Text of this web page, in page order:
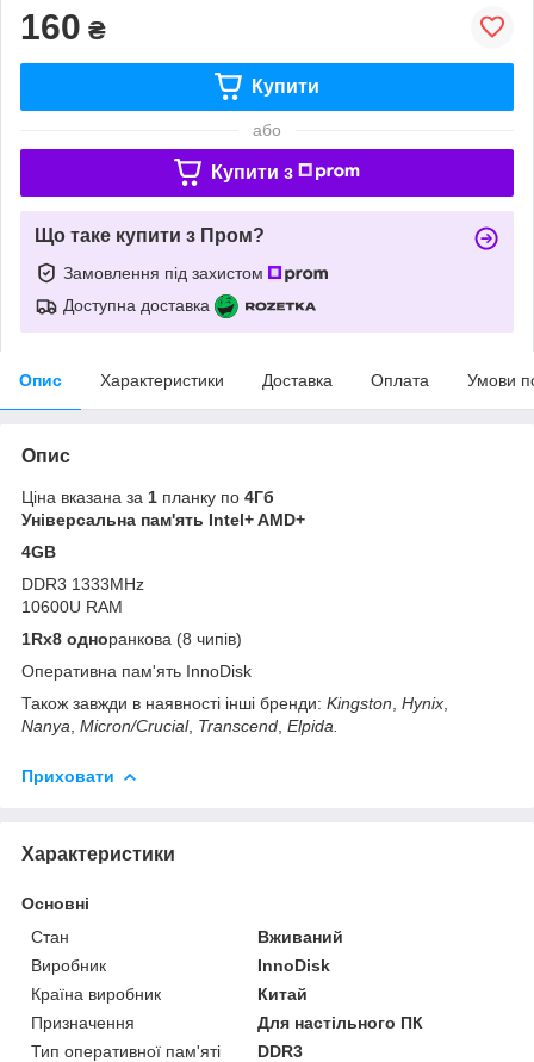
160 ₴
Купити
або
Купити з
Що таке купити з Пром?
Замовлення під захистом
Доступна доставка
Опис Характеристики Доставка Оплата Умови
Опис
Ціна вказана за 1 планку по 4Гб
Універсальна пам'ять Intel+ AMD+
4GB
DDR3 1333MHz
10600U RAM
1Rx8 одноранкова (8 чипів)
Оперативна пам'ять InnoDisk
Також завжди в наявності інші бренди: Kingston Hynix
Nanya Micron/Crucial, Transcend Elpida.
Приховати
Характеристики
Основні
Стан
Вживаний
Виробник
InnoDisk
Країна виробник
Китай
Призначення
Для настільного ПК
Тип оперативної пам'яті
DDR3